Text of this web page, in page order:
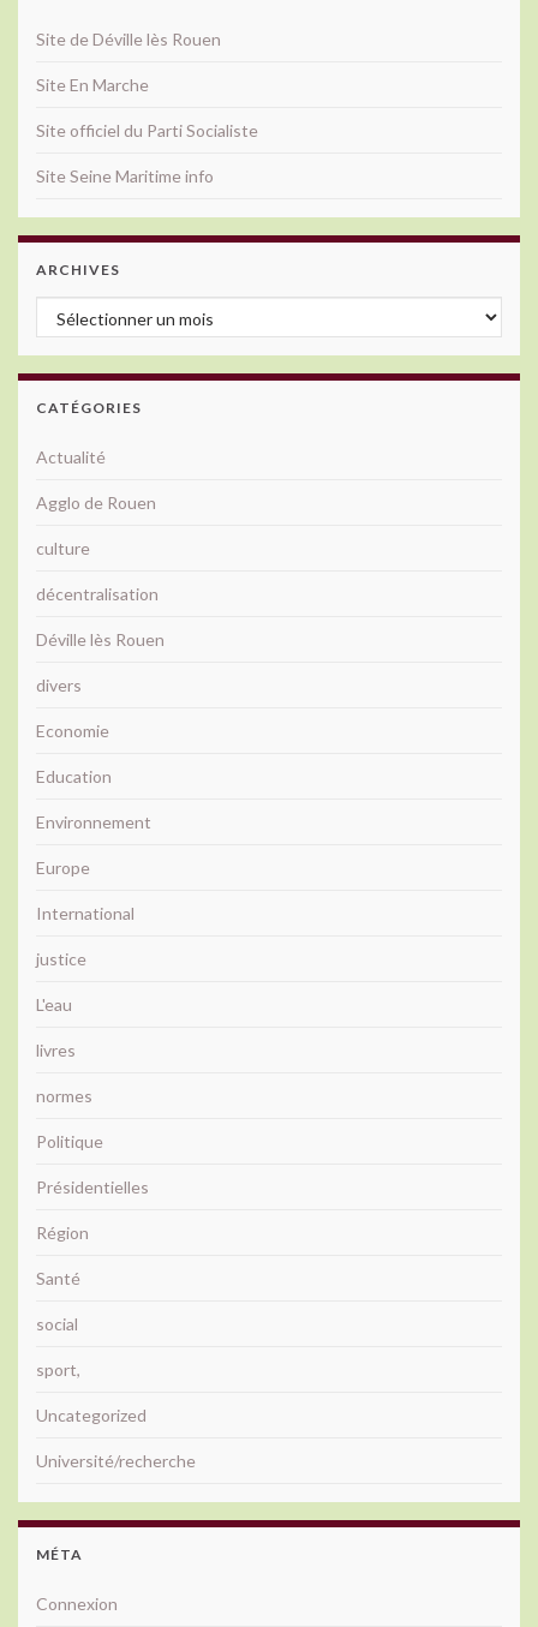
Site de Déville lès Rouen
Site En Marche
Site officiel du Parti Socialiste
Site Seine Maritime info
ARCHIVES
Archives
CATÉGORIES
Actualité
Agglo de Rouen
culture
décentralisation
Déville lès Rouen
divers
Economie
Education
Environnement
Europe
International
justice
L'eau
livres
normes
Politique
Présidentielles
Région
Santé
social
sport,
Uncategorized
Université/recherche
MÉTA
Connexion